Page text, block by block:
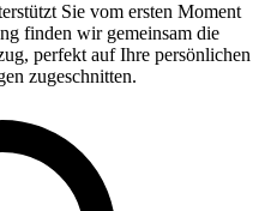
Sie vom ersten Moment
finden wir gemeinsam die
perfekt auf Ihre persönlichen
zugeschnitten.